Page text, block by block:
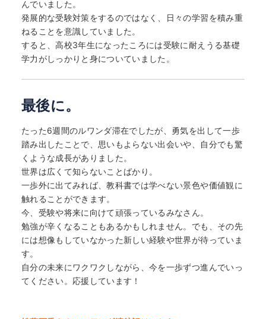
んでいました。
発展的な受験対策をするのではなく、日々の学習を積み重
ねることを意識していました。
すると、高校3年生になったころには受験に耐えうる基礎
学力がしっかりと身についていました。
最後に。
たった6週間のルワンダ滞在でしたが、勇気を出して一歩
踏み出したことで、思いもよらない出会いや、自分でも驚
くような成長がありました。
世界は広くて知らないことばかり。
一歩外に出てみれば、教科書では学べない景色や価値観に
触れることができます。
今、受験や将来に向けて頑張っているみなさん。
勉強が辛くなることもあるかもしれません。でも、その先
には想像もしていなかった新しい経験や世界が待っていま
す。
自分の未来にワクワクしながら、今を一歩ずつ進んでいっ
てください。応援しています！